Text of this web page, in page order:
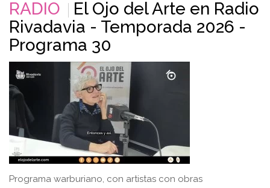
RADIO
El Ojo del Arte en Radio
Rivadavia - Temporada 2026 -
Programa 30
Programa warburiano, con artistas con obras